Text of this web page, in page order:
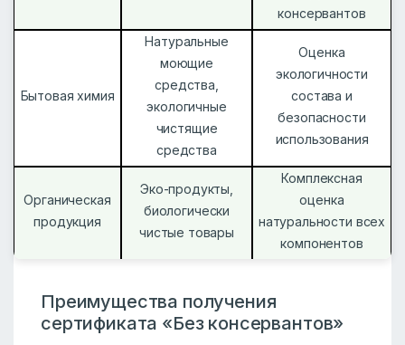
консервантов
Бытовая химия
Натуральные
моющие
средства,
экологичные
чистящие
средства
Оценка
экологичности
состава и
безопасности
использования
Органическая
продукция
Эко-продукты,
биологически
чистые товары
Комплексная
оценка
натуральности всех
компонентов
Преимущества получения
сертификата «Без консервантов»